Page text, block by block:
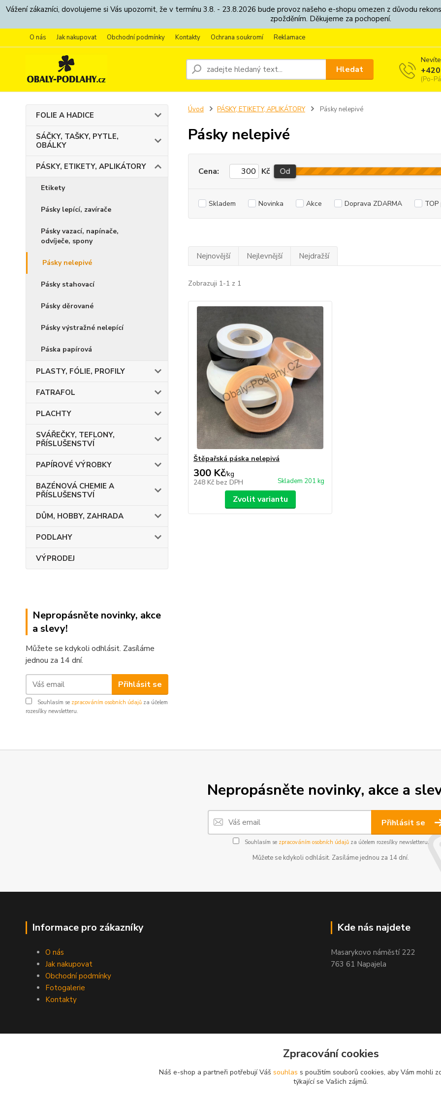
Vážení zákazníci, dovolujeme si Vás upozornit, že v termínu 3.8. - 23.8.2026 bude provoz našeho e-shopu omezen z důvodu
zpožděním. Děkujeme za pochopení.
O nás Jak nakupovat Obchodní podmínky Kontakty Ochrana soukromí Reklamace
Hledat
(Po-
FOLIE A HADICE
SÁČKY, TAŠKY, PYTLE,
OBÁLKY
PÁSKY, ETIKETY, APLIKÁTORY
Etikety
Pásky lepící, zavírače
Pásky vazací, napínače,
odvíječe, spony
Pásky nelepivé
Pásky stahovací
Pásky děrované
Pásky výstražné nelepící
Páska papírová
PLASTY, FÓLIE, PROFILY
FATRAFOL
PLACHTY
SVÁŘEČKY, TEFLONY,
PŘÍSLUŠENSTVÍ
PAPÍROVÉ VÝROBKY
BAZÉNOVÁ CHEMIE A
PŘÍSLUŠENSTVÍ
DŮM, HOBBY, ZAHRADA
PODLAHY
VÝPRODEJ
Nepropásněte novinky, akce
a slevy!
Můžete se kdykoli odhlásit. Zasíláme
jednou za 14 dní.
Přihlásit se
Souhlasím se zpracováním osobních údajů za účelem
rozesílky newsletteru.
Úvod PÁSKY, ETIKETY, APLIKÁTORY Pásky nelepivé
Pásky nelepivé
Cena: Kč Od
Skladem Novinka Akce Doprava ZDARMA
Nejnovější Nejlevnější Nejdražší
Zobrazuji 1-1 z 1
Štěpařská páska nelepivá
300 Kč/kg
248 Kč bez DPH Skladem 201 kg
Zvolit variantu
Nepropásněte novinky, akce a
Přihlásit se
Souhlasím se zpracováním osobních údajůza účelem rozesílky newsletteru.
Můžete se kdykoli odhlásit. Zasíláme jednou za 14 dní.
Informace pro zákazníky
O nás
Jak nakupovat
Obchodní podmínky
Fotogalerie
Kontakty
Kde nás najdete
Masarykovo náměstí 222
763 61 Napajela
Zpracování cookies
Náš e-shop a partneři potřebují Váš souhlas s použitím souborů cookies, aby Vám mohli
týkající se Vašich zájmů.